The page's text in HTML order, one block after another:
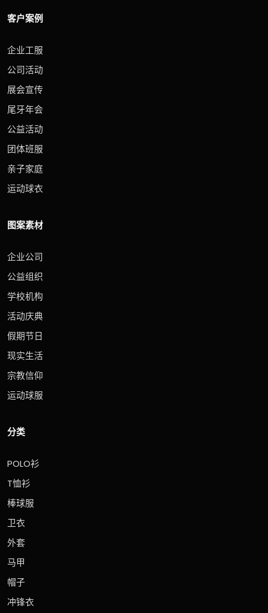
客户案例
企业工服
公司活动
展会宣传
尾牙年会
公益活动
团体班服
亲子家庭
运动球衣
图案素材
企业公司
公益组织
学校机构
活动庆典
假期节日
现实生活
宗教信仰
运动球服
分类
POLO衫
T恤衫
棒球服
卫衣
外套
马甲
帽子
冲锋衣